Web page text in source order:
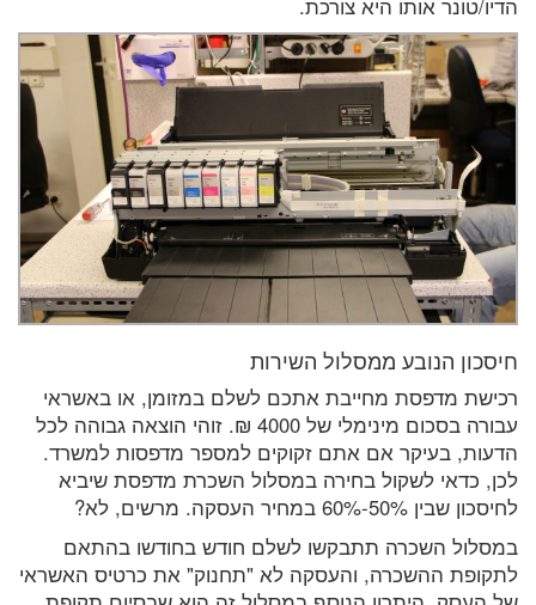
חיסכון הנובע ממסלול השירות
רכישת מדפסת מחייבת אתכם לשלם במזומן, או באשראי
עבורה בסכום מינימלי של 4000 ₪. זוהי הוצאה גבוהה לכל
הדעות, בעיקר אם אתם זקוקים למספר מדפסות למשרד.
לכן, כדאי לשקול בחירה במסלול השכרת מדפסת שיביא
לחיסכון שבין 50%-60% במחיר העסקה. מרשים, לא?
במסלול השכרה תתבקשו לשלם חודש בחודשו בהתאם
לתקופת ההשכרה, והעסקה לא "תחנוק" את כרטיס האשראי